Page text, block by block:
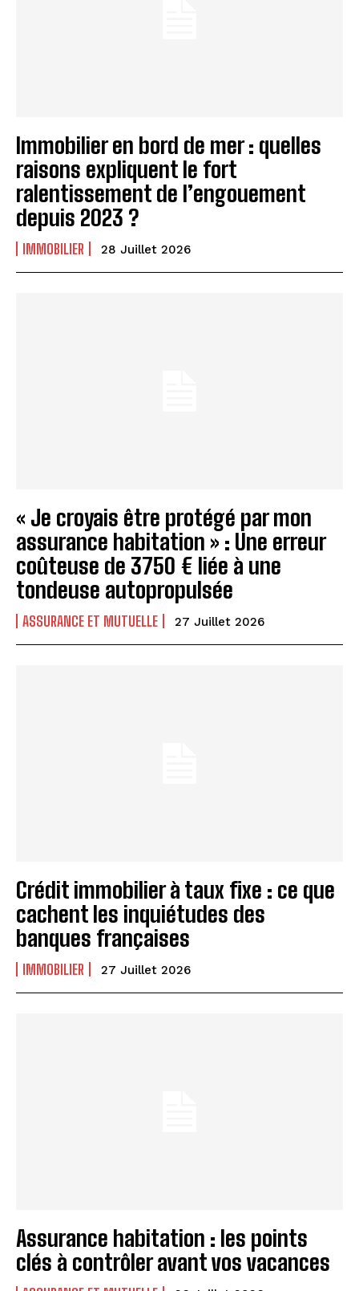
Immobilier en bord de mer : quelles
raisons expliquent le fort
ralentissement de l’engouement
depuis 2023 ?
IMMOBILIER 28 Juillet 2026
« Je croyais être protégé par mon
assurance habitation » : Une erreur
coûteuse de 3750 € liée à une
tondeuse autopropulsée
ASSURANCE ET MUTUELLE 27 Juillet 2026
Crédit immobilier à taux fixe : ce que
cachent les inquiétudes des
banques françaises
IMMOBILIER 27 Juillet 2026
Assurance habitation : les points
clés à contrôler avant vos vacances